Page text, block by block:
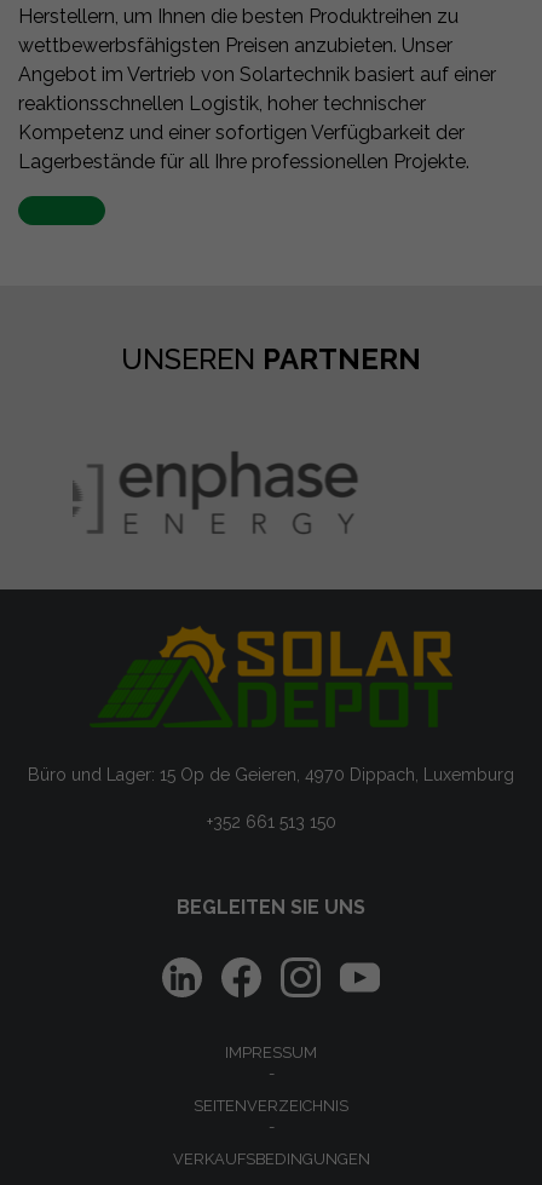
Herstellern, um Ihnen die besten Produktreihen zu
wettbewerbsfähigsten Preisen anzubieten. Unser
Angebot im Vertrieb von Solartechnik basiert auf einer
reaktionsschnellen Logistik, hoher technischer
Kompetenz und einer sofortigen Verfügbarkeit der
Lagerbestände für all Ihre professionellen Projekte.
UNSEREN PARTNERN
IMPRESSUM